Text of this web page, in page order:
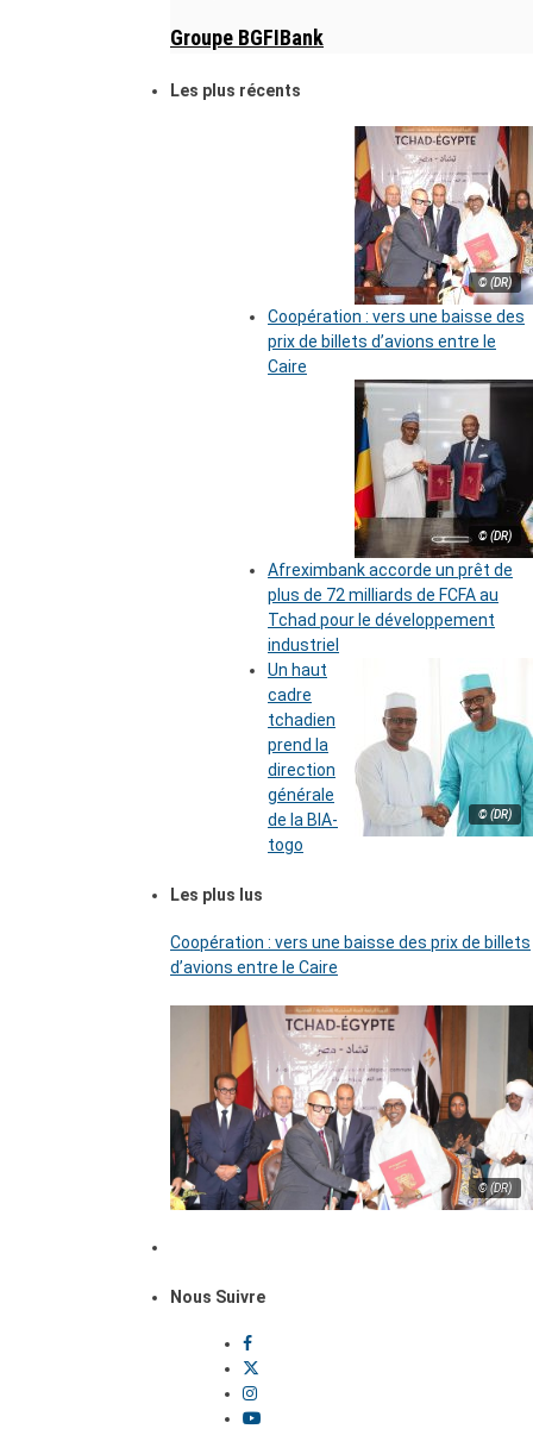
Groupe BGFIBank
Les plus récents
© (DR)
Coopération : vers une baisse des
prix de billets d’avions entre le
Caire
© (DR)
Afreximbank accorde un prêt de
plus de 72 milliards de FCFA au
Tchad pour le développement
industriel
© (DR)
Un haut
cadre
tchadien
prend la
direction
générale
de la BIA-
togo
Les plus lus
Coopération : vers une baisse des prix de billets
d’avions entre le Caire
© (DR)
Nous Suivre